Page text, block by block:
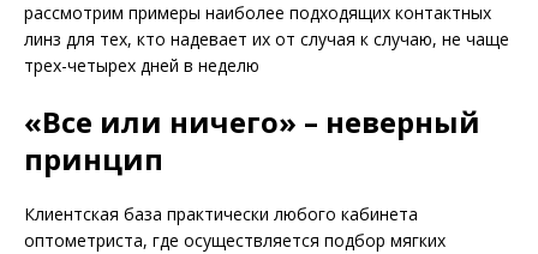
рассмотрим примеры наиболее подходящих контактных
линз для тех, кто надевает их от случая к случаю, не чаще
трех-четырех дней в неделю
«Все или ничего» – неверный
принцип
Клиентская база практически любого кабинета
оптометриста, где осуществляется подбор мягких